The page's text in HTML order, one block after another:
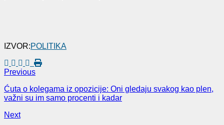
IZVOR:POLITIKA
Previous
Ćuta o kolegama iz opozicije: Oni gledaju svakog kao plen,
važni su im samo procenti i kadar
Next